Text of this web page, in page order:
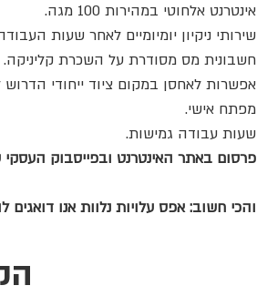
אינטרנט אלחוטי במהירות 100 מגה.
שירותי ניקיון יומיומיים לאחר שעות
חשבונית מס מסודרת על השכרת קליניקה.
אפשרות לאחסן במקום ציוד ייחודי הדרוש
מפתח אישי.
שעות עבודה גמישות.
פרסום באתר האינטרנט ובפייסבוק העסקי
והכי חשוב: אפס עלויות נלוות אנו